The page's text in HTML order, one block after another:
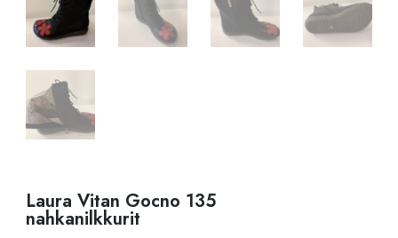
Laura Vitan Gocno 135
nahkanilkkurit